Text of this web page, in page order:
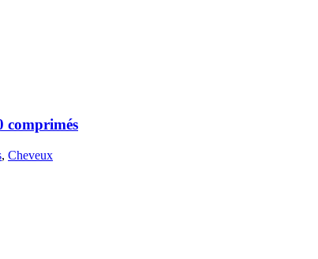
comprimés
, Cheveux